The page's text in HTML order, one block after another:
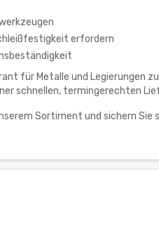
erfordern
für Metalle und Legierungen
schnellen, termingerechten
Sortiment und sichern